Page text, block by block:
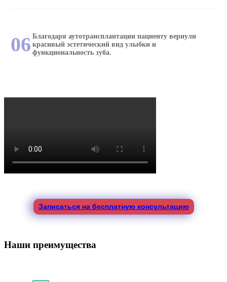
06 Благодаря аутотрансплантации пациенту вернули
красивый эстетический вид улыбки и
функциональность зуба.
Записаться на бесплатную консультацию
Наши преимущества